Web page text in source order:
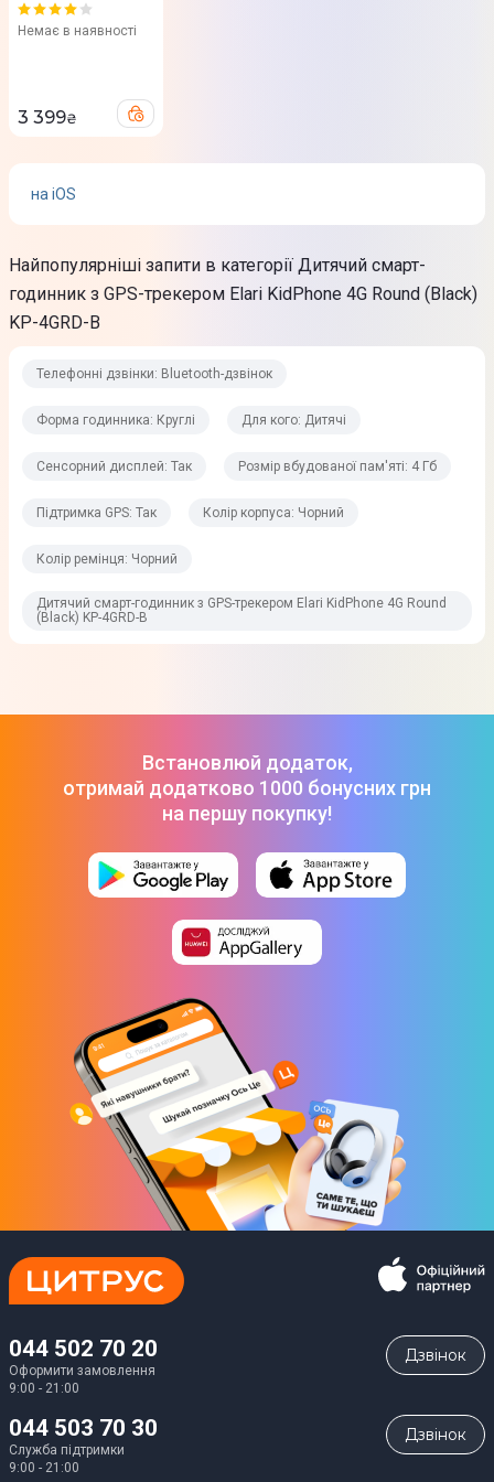
трекером Elari
KidPhone 4G
Round (Yellow) KP-
Немає в наявності
3 399₴
на iOS
Найпопулярніші запити в категорії Дитячий смарт-
годинник з GPS-трекером Elari KidPhone 4G Round (Black)
KP-4GRD-B
Телефонні дзвінки: Bluetooth-дзвінок
Форма годинника: Круглі Для кого: Дитячі
Сенсорний дисплей: Так Розмір вбудованої пам'яті: 4 Гб
Підтримка GPS: Так Колір корпуса: Чорний
Колір ремінця: Чорний
Дитячий смарт-годинник з GPS-трекером Elari KidPhone 4G Round
(Black) KP-4GRD-B
Встановлюй додаток,
отримай додатково 1000 бонусних грн
на першу покупку!
044 502 70 20
Оформити замовлення
9:00 - 21:00
Дзвiнок
044 503 70 30
Служба підтримки
9:00 - 21:00
Дзвiнок